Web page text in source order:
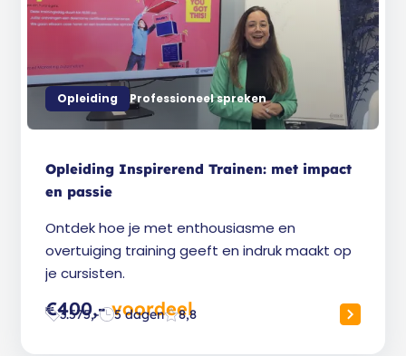
Opleiding Professioneel spreken
Opleiding Inspirerend Trainen: met impact
en passie
Ontdek hoe je met enthousiasme en
overtuiging training geeft en indruk maakt op
je cursisten.
€400,-voordeel
3.575,- 5 dagen 8,8